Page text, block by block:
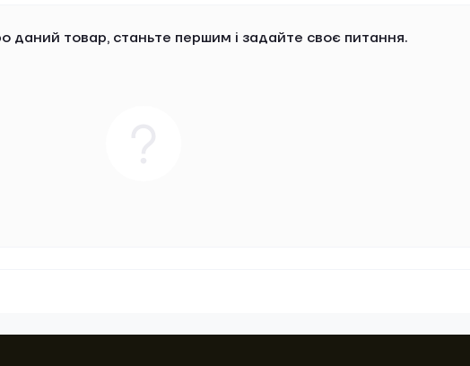
даний товар, станьте першим і задайте своє питання.